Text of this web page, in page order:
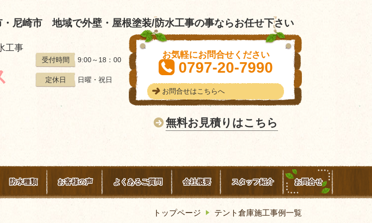
尼崎市 地域で外壁・屋根塗装/防水工事の事ならお任せ下さい
工事
受付時間 9:00～18：00
定休日 日曜・祝日
お気軽にお問合せください
0797-20-7990
お問合せはこちらへ
無料お見積りはこちら
防水種類 お客様の声 よくあるご質問 会社概要 スタッフ紹介 お問合せ
トップページ テント倉庫施工事例一覧